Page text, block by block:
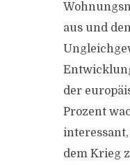
aus und
der
Prozent
dem Krieg